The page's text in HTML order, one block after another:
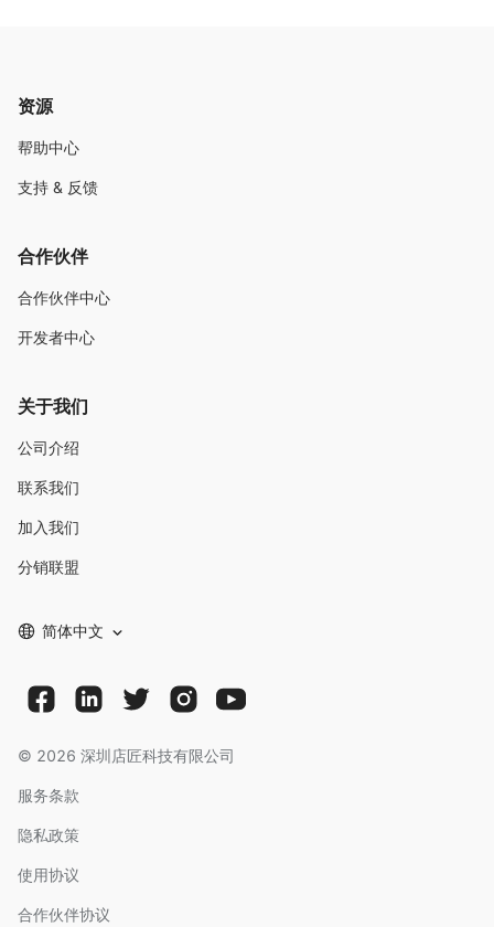
资源
帮助中心
支持 & 反馈
合作伙伴
合作伙伴中心
开发者中心
关于我们
公司介绍
联系我们
加入我们
分销联盟
简体中文
© 2026 深圳店匠科技有限公司
服务条款
隐私政策
使用协议
合作伙伴协议